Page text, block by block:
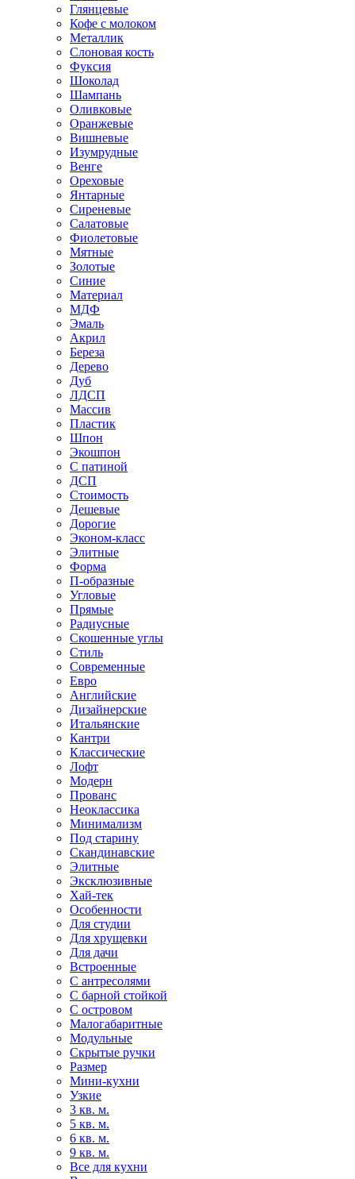
Глянцевые
Кофе с молоком
Металлик
Слоновая кость
Фуксия
Шоколад
Шампань
Оливковые
Оранжевые
Вишневые
Изумрудные
Венге
Ореховые
Янтарные
Сиреневые
Салатовые
Фиолетовые
Мятные
Золотые
Синие
Материал
МДФ
Эмаль
Акрил
Береза
Дерево
Дуб
ЛДСП
Массив
Пластик
Шпон
Экошпон
С патиной
ДСП
Стоимость
Дешевые
Дорогие
Эконом-класс
Элитные
Форма
П-образные
Угловые
Прямые
Радиусные
Скошенные углы
Стиль
Современные
Евро
Английские
Дизайнерские
Итальянские
Кантри
Классические
Лофт
Модерн
Прованс
Неоклассика
Минимализм
Под старину
Скандинавские
Элитные
Эксклюзивные
Хай-тек
Особенности
Для студии
Для хрущевки
Для дачи
Встроенные
С антресолями
С барной стойкой
С островом
Малогабаритные
Модульные
Скрытые ручки
Размер
Мини-кухни
Узкие
3 кв. м.
5 кв. м.
6 кв. м.
9 кв. м.
Все для кухни